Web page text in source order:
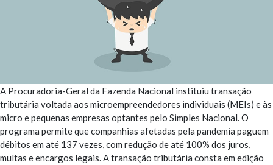
A Procuradoria-Geral da Fazenda Nacional instituiu transação
tributária voltada aos microempreendedores individuais (MEIs) e às
micro e pequenas empresas optantes pelo Simples Nacional. O
programa permite que companhias afetadas pela pandemia paguem
débitos em até 137 vezes, com redução de até 100% dos juros,
multas e encargos legais. A transação tributária consta em edição